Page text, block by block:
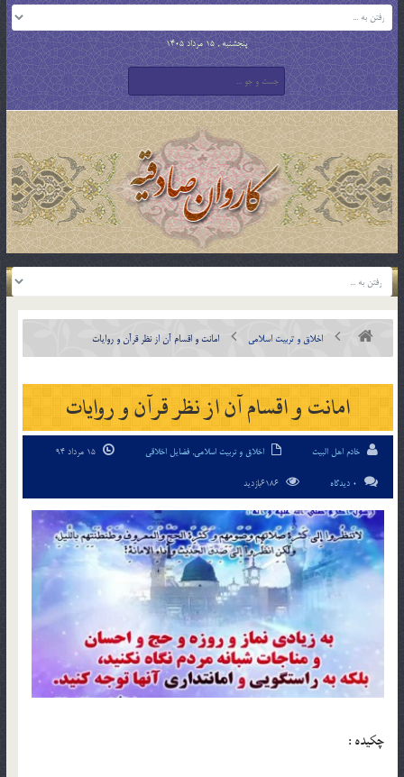
پنجشنبه , 15 مرداد 1405
اخلاق و تربیت اسلامی امانت و اقسام آن از نظر قرآن و روايات
امانت و اقسام آن از نظر قرآن و روايات
خادم اهل البیت اخلاق و تربیت اسلامی, فضایل اخلاقی
0 دیدگاه
چکیده :